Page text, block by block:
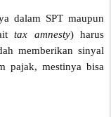
dalam SPT maupun
tax amnesty) harus
memberikan sinyal
pajak, mestinya bisa